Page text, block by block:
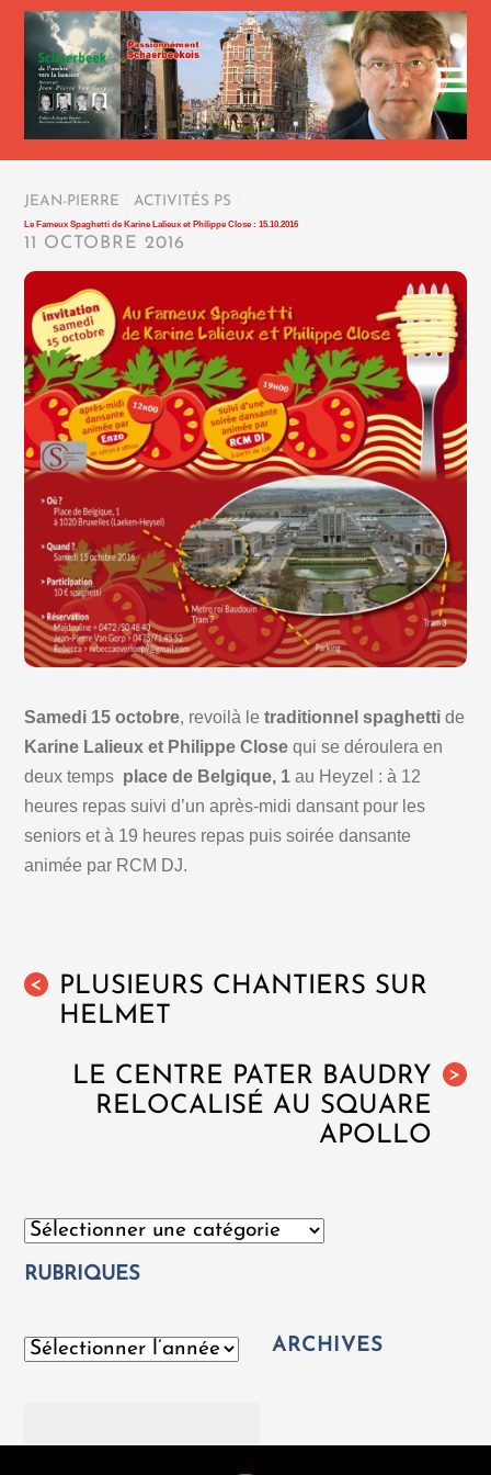
JEAN-PIERRE ACTIVITÉS PS
Le Fameux Spaghetti de Karine Lalieux et Philippe Close : 15.10.2016
11 OCTOBRE 2016
Samedi 15 octobre, revoilà le traditionnel spaghetti de
Karine Lalieux et Philippe Close qui se déroulera en
deux temps place de Belgique, 1 au Heyzel : à 12
heures repas suivi d’un après-midi dansant pour les
seniors et à 19 heures repas puis soirée dansante
animée par RCM DJ.
<
PLUSIEURS CHANTIERS SUR
HELMET
>
LE CENTRE PATER BAUDRY
RELOCALISÉ AU SQUARE
APOLLO
Catégories
RUBRIQUES
Archives ARCHIVES